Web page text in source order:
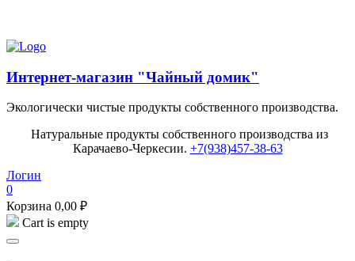
Интернет-магазин "Чайный домик"
Экологически чистые продукты собственного производства.
Натуральные продукты собственного производства из
Карачаево-Черкесии. +7(938)457-38-63
Логин
0
Корзина 0,00 ₽
Cart is empty